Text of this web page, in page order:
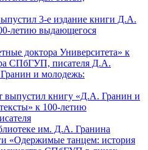
3-е издание книги Д.А.
летию выдающегося
выпустил книгу «Д.А. Гранин и
к 100-летию